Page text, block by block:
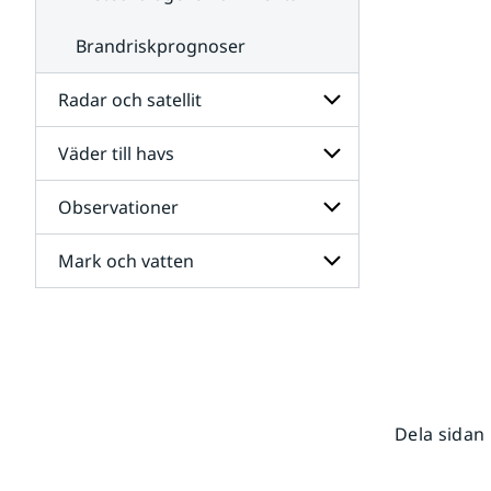
Brandriskprognoser
Radar och satellit
Undersidor
för
Radar
och
satellit
Väder till havs
Undersidor
för
Väder
till
havs
Observationer
Undersidor
för
Mark och vatten
Dela sidan